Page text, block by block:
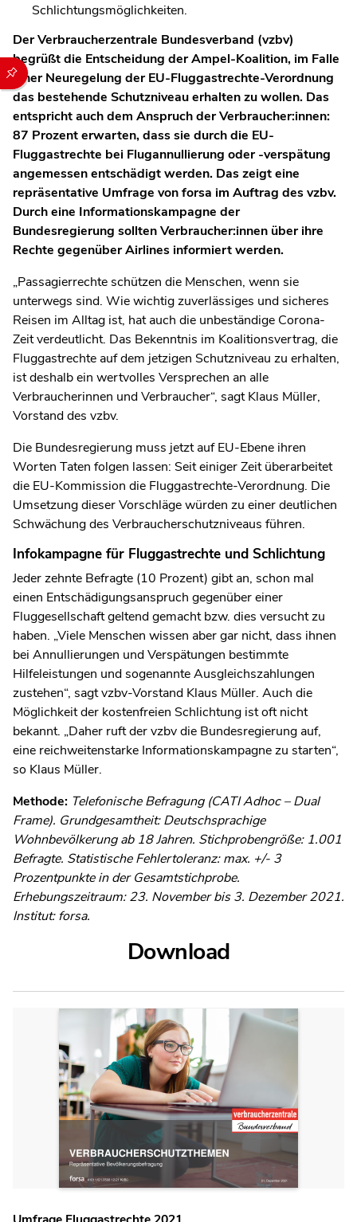
Durch die folgenden Buttons können Sie direkt auf einen
Schlichtungsmöglichkeiten.
Der Verbraucherzentrale Bundesverband (vzbv)
begrüßt die Entscheidung der Ampel-Koalition, im Falle
einer Neuregelung der EU-Fluggastrechte-Verordnung
das bestehende Schutzniveau erhalten zu wollen. Das
entspricht auch dem Anspruch der Verbraucher:innen:
87 Prozent erwarten, dass sie durch die EU-
Fluggastrechte bei Flugannullierung oder -verspätung
angemessen entschädigt werden. Das zeigt eine
repräsentative Umfrage von forsa im Auftrag des vzbv.
Durch eine Informationskampagne der
Bundesregierung sollten Verbraucher:innen über ihre
Rechte gegenüber Airlines informiert werden.
„Passagierrechte schützen die Menschen, wenn sie
unterwegs sind. Wie wichtig zuverlässiges und sicheres
Reisen im Alltag ist, hat auch die unbeständige Corona-
Zeit verdeutlicht. Das Bekenntnis im Koalitionsvertrag, die
Fluggastrechte auf dem jetzigen Schutzniveau zu erhalten,
ist deshalb ein wertvolles Versprechen an alle
Verbraucherinnen und Verbraucher“, sagt Klaus Müller,
Vorstand des vzbv.
Die Bundesregierung muss jetzt auf EU-Ebene ihren
Worten Taten folgen lassen: Seit einiger Zeit überarbeitet
die EU-Kommission die Fluggastrechte-Verordnung. Die
Umsetzung dieser Vorschläge würden zu einer deutlichen
Schwächung des Verbraucherschutzniveaus führen.
Infokampagne für Fluggastrechte und Schlichtung
Jeder zehnte Befragte (10 Prozent) gibt an, schon mal
einen Entschädigungsanspruch gegenüber einer
Fluggesellschaft geltend gemacht bzw. dies versucht zu
haben. „Viele Menschen wissen aber gar nicht, dass ihnen
bei Annullierungen und Verspätungen bestimmte
Hilfeleistungen und sogenannte Ausgleichszahlungen
zustehen“, sagt vzbv-Vorstand Klaus Müller. Auch die
Möglichkeit der kostenfreien Schlichtung ist oft nicht
bekannt. „Daher ruft der vzbv die Bundesregierung auf,
eine reichweitenstarke Informationskampagne zu starten“,
so Klaus Müller.
Methode: Telefonische Befragung (CATI Adhoc – Dual
Frame). Grundgesamtheit: Deutschsprachige
Wohnbevölkerung ab 18 Jahren. Stichprobengröße: 1.001
Befragte. Statistische Fehlertoleranz: max. +/- 3
Prozentpunkte in der Gesamtstichprobe.
Erhebungszeitraum: 23. November bis 3. Dezember 2021.
Institut: forsa.
Download